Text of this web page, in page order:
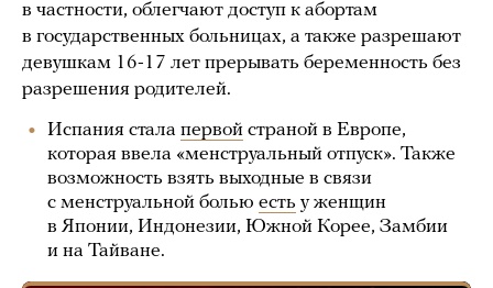
в частности, облегчают доступ к абортам
в государственных больницах, а также разрешают
девушкам 16-17 лет прерывать беременность без
разрешения родителей.
Испания стала первой страной в Европе,
которая ввела «менструальный отпуск». Также
возможность взять выходные в связи
с менструальной болью есть у женщин
в Японии, Индонезии, Южной Корее, Замбии
и на Тайване.